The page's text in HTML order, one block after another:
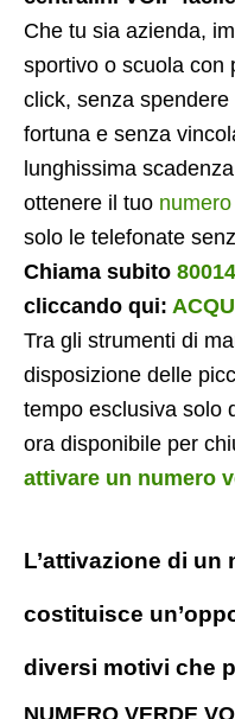
Che tu sia azienda,
sportivo o scuola con
click, senza spendere
fortuna e senza
lunghissima
ottenere il tuo
solo le telefonate
Chiama subito
cliccando qui:
Tra gli strumenti di
disposizione delle
tempo esclusiva solo
ora disponibile per
attivare un numero
L’attivazione di un
costituisce
diversi motivi che
NUMERO VERDE